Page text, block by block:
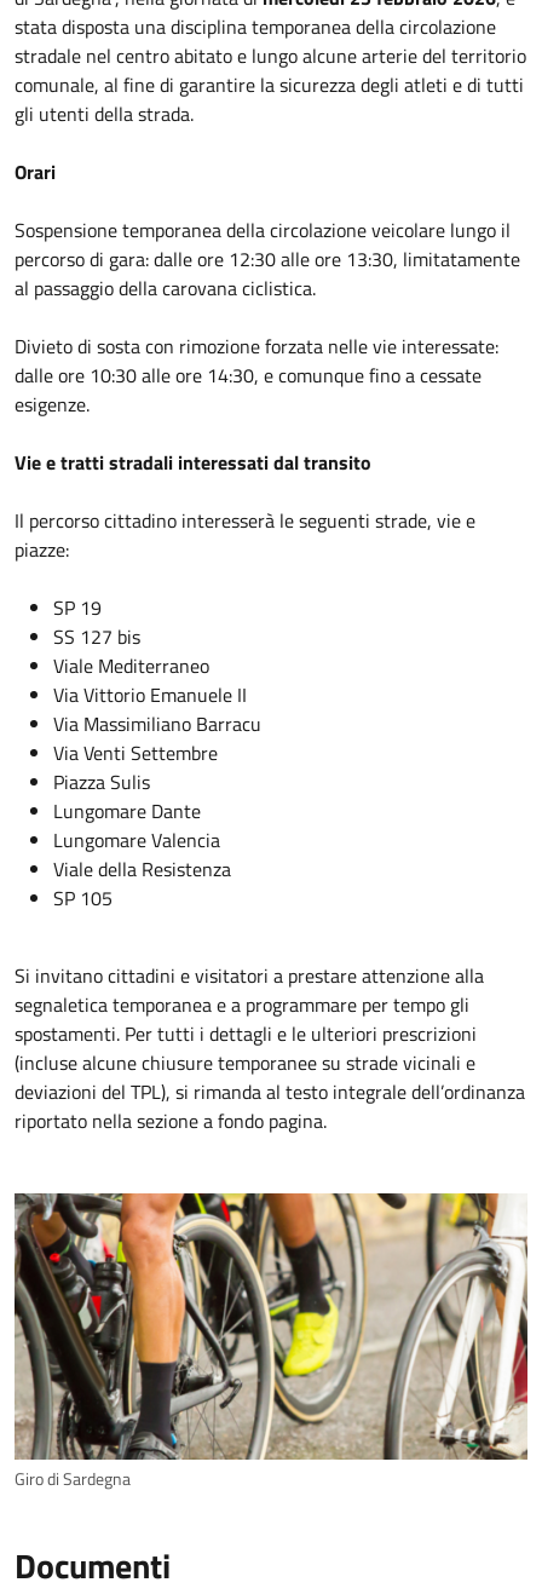
stata disposta una disciplina temporanea della circolazione
stradale nel centro abitato e lungo alcune arterie del territorio
comunale, al fine di garantire la sicurezza degli atleti e di tutti
gli utenti della strada.
Orari
Sospensione temporanea della circolazione veicolare lungo il
percorso di gara: dalle ore 12:30 alle ore 13:30, limitatamente
al passaggio della carovana ciclistica.
Divieto di sosta con rimozione forzata nelle vie interessate:
dalle ore 10:30 alle ore 14:30, e comunque fino a cessate
esigenze.
Vie e tratti stradali interessati dal transito
Il percorso cittadino interesserà le seguenti strade, vie e
piazze:
SP 19
SS 127 bis
Viale Mediterraneo
Via Vittorio Emanuele II
Via Massimiliano Barracu
Via Venti Settembre
Piazza Sulis
Lungomare Dante
Lungomare Valencia
Viale della Resistenza
SP 105
Si invitano cittadini e visitatori a prestare attenzione alla
segnaletica temporanea e a programmare per tempo gli
spostamenti. Per tutti i dettagli e le ulteriori prescrizioni
(incluse alcune chiusure temporanee su strade vicinali e
deviazioni del TPL), si rimanda al testo integrale dell’ordinanza
riportato nella sezione a fondo pagina.
Giro di Sardegna
Documenti